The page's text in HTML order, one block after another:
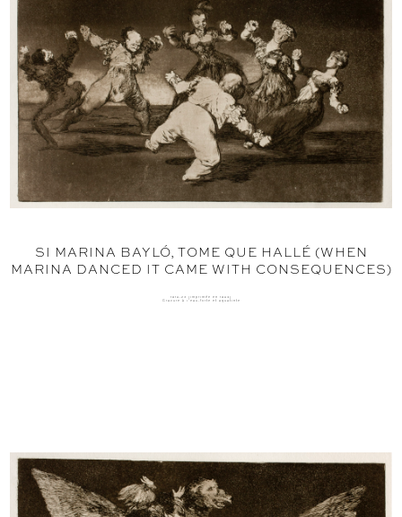
SI MARINA BAYLÓ, TOME QUE HALLÉ (WHEN
MARINA DANCED IT CAME WITH CONSEQUENCES)
1816-23 (imprimée en 1864)
Gravure à l'eau-forte et aquatinte